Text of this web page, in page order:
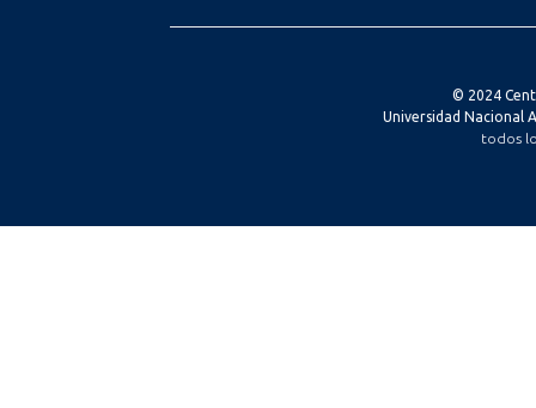
© 2024
Universidad Nacional
todos